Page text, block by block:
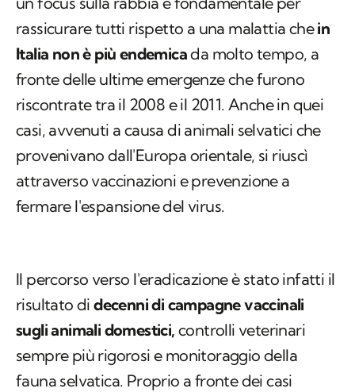
rassicurare tutti rispetto a una malattia chein
Italia non è più endemicada molto tempo, a
fronte delle ultime emergenze che furono
riscontrate tra il 2008 e il 2011. Anche in quei
casi, avvenuti a causa di animali selvatici che
provenivano dall'Europa orientale, si riuscì
attraverso vaccinazioni e prevenzione a
fermare l'espansione del virus.
Il percorso verso l'eradicazione è stato infatti il
risultato didecenni di campagne vaccinali
sugli animali domestici, controlli veterinari
sempre più rigorosi e monitoraggio della
fauna selvatica. Proprio a fronte dei casi